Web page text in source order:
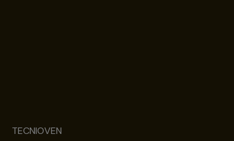
TECNIOVEN